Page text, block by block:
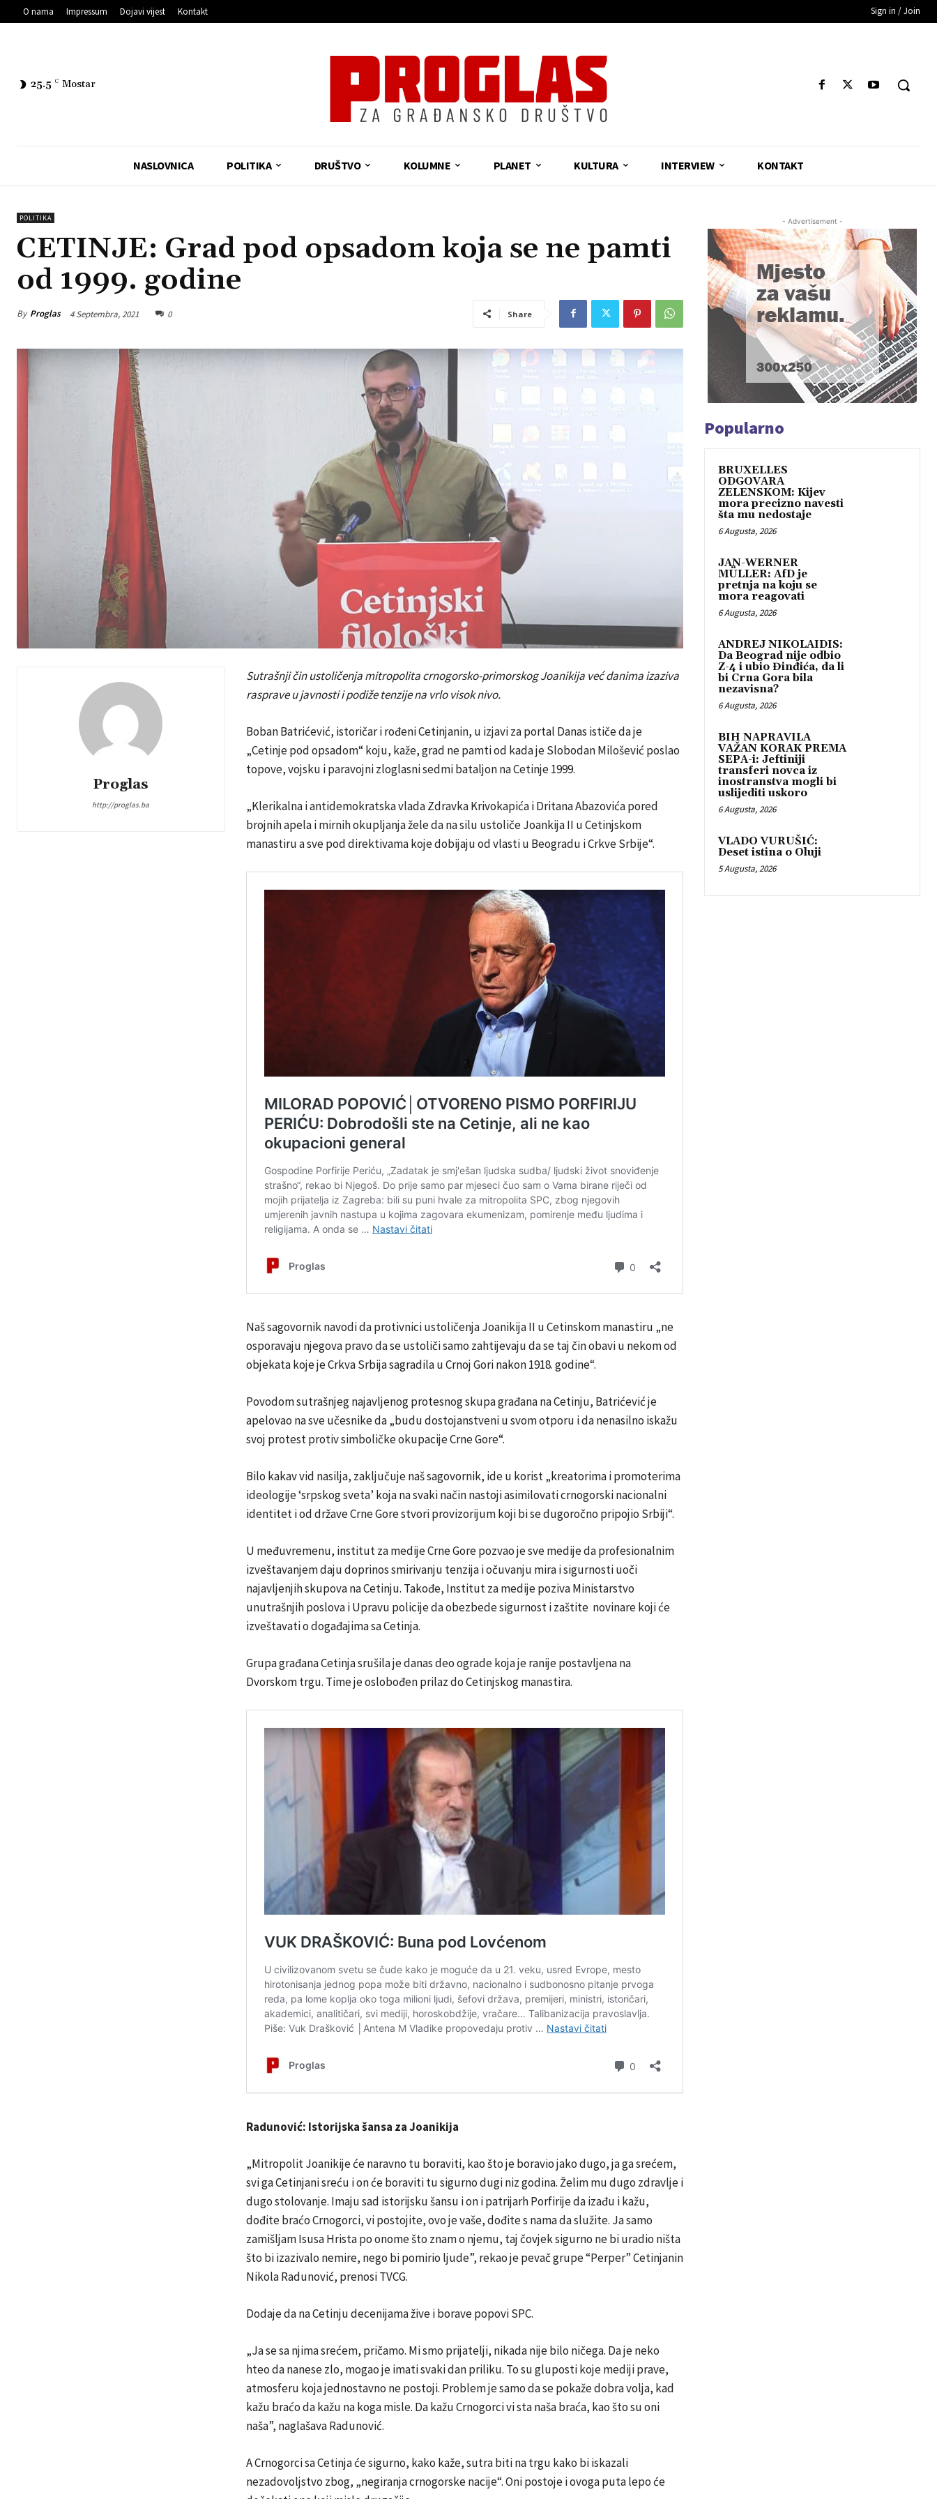
O nama Impressum Dojavi vijest Kontakt Sign in / Join
25.5 C Mostar
NASLOVNICA POLITIKA DRUŠTVO KOLUMNE PLANET KULTURA INTERVIEW KONTAKT
POLITIKA
CETINJE: Grad pod opsadom koja se ne pamti
od 1999. godine
By Proglas 4 Septembra, 2021 0 Share
Proglas
http://proglas.ba
Sutrašnji čin ustoličenja mitropolita crnogorsko-primorskog Joanikija već danima izaziva
rasprave u javnosti i podiže tenzije na vrlo visok nivo.
Boban Batrićević, istoričar i rođeni Cetinjanin, u izjavi za portal Danas ističe da je
„Cetinje pod opsadom“ koju, kaže, grad ne pamti od kada je Slobodan Milošević poslao
topove, vojsku i paravojni zloglasni sedmi bataljon na Cetinje 1999.
„Klerikalna i antidemokratska vlada Zdravka Krivokapića i Dritana Abazovića pored
brojnih apela i mirnih okupljanja žele da na silu ustoliče Joankija II u Cetinjskom
manastiru a sve pod direktivama koje dobijaju od vlasti u Beogradu i Crkve Srbije“.
Naš sagovornik navodi da protivnici ustoličenja Joanikija II u Cetinskom manastiru „ne
osporavaju njegova pravo da se ustoliči samo zahtijevaju da se taj čin obavi u nekom od
objekata koje je Crkva Srbija sagradila u Crnoj Gori nakon 1918. godine“.
Povodom sutrašnjeg najavljenog protesnog skupa građana na Cetinju, Batrićević je
apelovao na sve učesnike da „budu dostojanstveni u svom otporu i da nenasilno iskažu
svoj protest protiv simboličke okupacije Crne Gore“.
Bilo kakav vid nasilja, zaključuje naš sagovornik, ide u korist „kreatorima i promoterima
ideologije ‘srpskog sveta’ koja na svaki način nastoji asimilovati crnogorski nacionalni
identitet i od države Crne Gore stvori provizorijum koji bi se dugoročno pripojio Srbiji“.
U međuvremenu, institut za medije Crne Gore pozvao je sve medije da profesionalnim
izveštavanjem daju doprinos smirivanju tenzija i očuvanju mira i sigurnosti uoči
najavljenjih skupova na Cetinju. Takođe, Institut za medije poziva Ministarstvo
unutrašnjih poslova i Upravu policije da obezbede sigurnost i zaštite novinare koji će
izveštavati o događajima sa Cetinja.
Grupa građana Cetinja srušila je danas deo ograde koja je ranije postavljena na
Dvorskom trgu. Time je oslobođen prilaz do Cetinjskog manastira.
Radunović: Istorijska šansa za Joanikija
„Mitropolit Joanikije će naravno tu boraviti, kao što je boravio jako dugo, ja ga srećem,
svi ga Cetinjani sreću i on će boraviti tu sigurno dugi niz godina. Želim mu dugo zdravlje i
dugo stolovanje. Imaju sad istorijsku šansu i on i patrijarh Porfirije da izađu i kažu,
dođite braćo Crnogorci, vi postojite, ovo je vaše, dođite s nama da služite. Ja samo
zamišljam Isusa Hrista po onome što znam o njemu, taj čovjek sigurno ne bi uradio ništa
što bi izazivalo nemire, nego bi pomirio ljude”, rekao je pevač grupe “Perper” Cetinjanin
Nikola Radunović, prenosi TVCG.
Dodaje da na Cetinju decenijama žive i borave popovi SPC.
„Ja se sa njima srećem, pričamo. Mi smo prijatelji, nikada nije bilo ničega. Da je neko
hteo da nanese zlo, mogao je imati svaki dan priliku. To su gluposti koje mediji prave,
atmosferu koja jednostavno ne postoji. Problem je samo da se pokaže dobra volja, kad
kažu braćo da kažu na koga misle. Da kažu Crnogorci vi sta naša braća, kao što su oni
naša”, naglašava Radunović.
A Crnogorci sa Cetinja će sigurno, kako kaže, sutra biti na trgu kako bi iskazali
nezadovoljstvo zbog, „negiranja crnogorske nacije“. Oni postoje i ovoga puta lepo će
- Advertisement -
Popularno
BRUXELLES
ODGOVARA
ZELENSKOM: Kijev
mora precizno navesti
šta mu nedostaje
6 Augusta, 2026
JAN-WERNER
MÜLLER: AfD je
pretnja na koju se
mora reagovati
6 Augusta, 2026
ANDREJ NIKOLAIDIS:
Da Beograd nije odbio
Z-4 i ubio Đinđića, da li
bi Crna Gora bila
nezavisna?
6 Augusta, 2026
BIH NAPRAVILA
VAŽAN KORAK PREMA
SEPA-i: Jeftiniji
transferi novca iz
inostranstva mogli bi
uslijediti uskoro
6 Augusta, 2026
VLADO VURUŠIĆ:
Deset istina o Oluji
5 Augusta, 2026